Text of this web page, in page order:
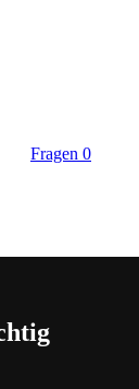
Fragen 0
Bewertung